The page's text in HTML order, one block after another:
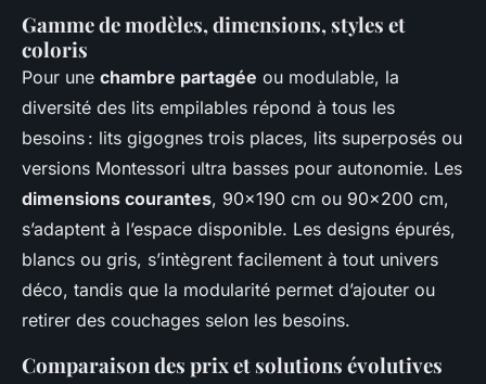
Gamme de modèles, dimensions, styles et
coloris
Pour une chambre partagée ou modulable, la
diversité des lits empilables répond à tous les
besoins : lits gigognes trois places, lits superposés ou
versions Montessori ultra basses pour autonomie. Les
dimensions courantes, 90x190 cm ou 90x200 cm,
s’adaptent à l’espace disponible. Les designs épurés,
blancs ou gris, s’intègrent facilement à tout univers
déco, tandis que la modularité permet d’ajouter ou
retirer des couchages selon les besoins.
Comparaison des prix et solutions évolutives